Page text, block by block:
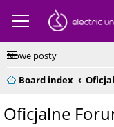
Nowe posty
Board index
Oficjalne